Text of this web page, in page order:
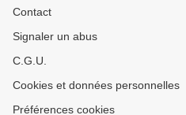
Contact
Signaler un abus
C.G.U.
Cookies et données personnelles
Préférences cookies